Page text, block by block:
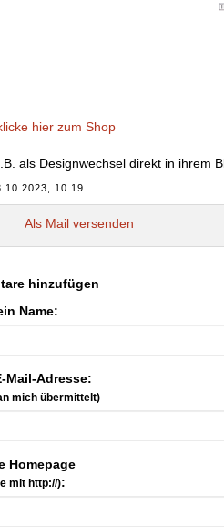
hier zum Shop
als Designwechsel direkt in ihrem
10.19
Als Mail versenden
hinzufügen
Name:
Mail-Adresse:
mich übermittelt)
Homepage
mit http://):